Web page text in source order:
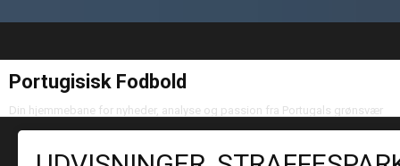
Portugisisk Fodbold
Din hjemmebane for nyheder, analyse og passion fra Portugals grønsvær